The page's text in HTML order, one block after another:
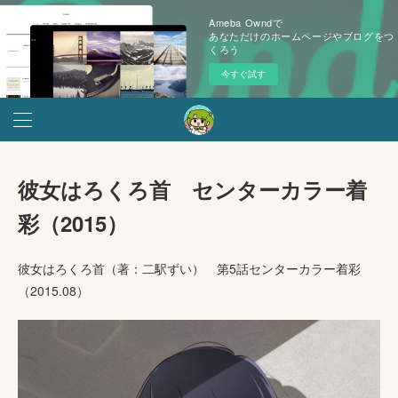
Ameba Owndで
あなただけのホームページやブログをつ
くろう
今すぐ試す
彼女はろくろ首 センターカラー着
彩（2015）
彼女はろくろ首（著：二駅ずい） 第5話センターカラー着彩
（2015.08）